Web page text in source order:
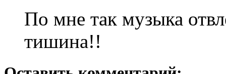
По мне так музыка
тишина!!